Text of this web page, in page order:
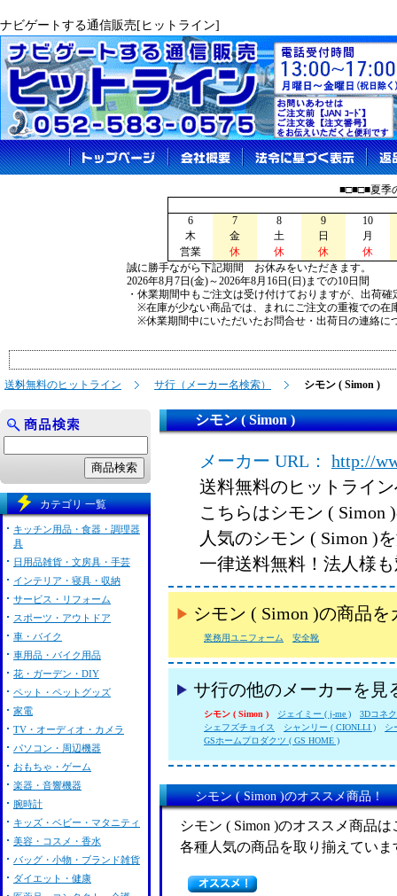
ナビゲートする通信販売[ヒットライン]
■□■□■夏季
6 7 8 9
10
木
金 土 日
月
営業
休 休 休
休
誠に勝手ながら下記期間 お休みをいただきます。
2026年8月7日(金)～2026年8月16日(日)までの10日間
・休業期間中もご注文は受け付けておりますが、出荷
※在庫が少ない商品では、まれにご注文の重複での在
※休業期間中にいただいたお問合せ・出荷日の連絡に
送料無料のヒットライン サ行（メーカー名検索） シモン ( Simon )
シモン ( Simon )
メーカー URL：
http://
送料無料のヒットライ
こちらはシモン ( Simon
人気のシモン ( Simon )
一律送料無料！法人様
シモン ( Simon )の商品
業務用ユニフォーム 安全靴
サ行の他のメーカーを見
シモン ( Simon ) ジェイミー ( j-me )
3Dコネ
シェフズチョイス
シャンリー ( CIONLLI )
シ
GSホームプロダクツ ( GS HOME )
シモン ( Simon )のオススメ商品！
シモン ( Simon )のオススメ商品
各種人気の商品を取り揃えていま
カテゴリ 一覧
キッチン用品・食器・調理器
具
日用品雑貨・文房具・手芸
インテリア・寝具・収納
サービス・リフォーム
スポーツ・アウトドア
車・バイク
車用品・バイク用品
花・ガーデン・DIY
ペット・ペットグッズ
家電
TV・オーディオ・カメラ
パソコン・周辺機器
おもちゃ・ゲーム
楽器・音響機器
腕時計
キッズ・ベビー・マタニティ
美容・コスメ・香水
バッグ・小物・ブランド雑貨
ダイエット・健康